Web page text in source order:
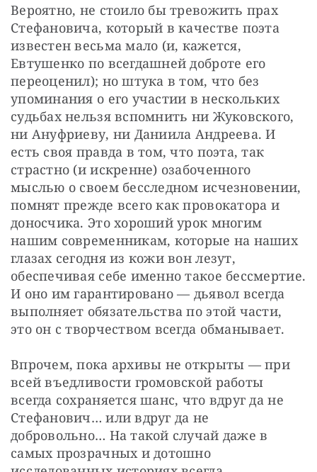
Вероятно, не стоило бы тревожить прах
Стефановича, который в качестве поэта
известен весьма мало (и, кажется,
Евтушенко по всегдашней доброте его
переоценил); но штука в том, что без
упоминания о его участии в нескольких
судьбах нельзя вспомнить ни Жуковского,
ни Ануфриеву, ни Даниила Андреева. И
есть своя правда в том, что поэта, так
страстно (и искренне) озабоченного
мыслью о своем бесследном исчезновении,
помнят прежде всего как провокатора и
доносчика. Это хороший урок многим
нашим современникам, которые на наших
глазах сегодня из кожи вон лезут,
обеспечивая себе именно такое бессмертие.
И оно им гарантировано — дьявол всегда
выполняет обязательства по этой части,
это он с творчеством всегда обманывает.
Впрочем, пока архивы не открыты — при
всей въедливости громовской работы
всегда сохраняется шанс, что вдруг да не
Стефанович… или вдруг да не
добровольно… На такой случай даже в
самых прозрачных и дотошно